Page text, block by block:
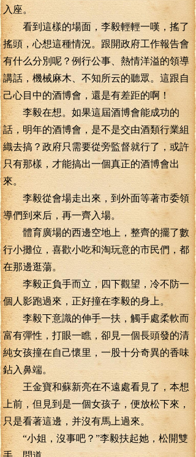
入座。
看到這樣的場面，李毅輕輕一嘆，搖了
搖頭，心想這種情況。跟開政府工作報告會
有什么分別呢？例行公事、熱情洋溢的領導
講話，機械麻木、不知所云的聽眾。這跟自
己心目中的酒博會，還是有差距的啊！
李毅在想。如果這屆酒博會能成功的
話，明年的酒博會，是不是交由酒類行業組
織去搞？政府只需要從旁監督就行了，或許
只有那樣，才能搞出一個真正的酒博會出
來。
李毅從會場走出來，到外面等著市委領
導們到來后，再一齊入場。
體育廣場的西邊空地上，整齊的擺了數
行小攤位，喜歡小吃和淘玩意的市民們，都
在那邊逛蕩。
李毅正負手而立，四下觀望，冷不防一
個人影跑過來，正好撞在李毅的身上。
李毅下意識的伸手一扶，觸手處柔軟而
富有彈性，打眼一瞧，卻見一個長頭發的清
純女孩撞在自己懷里，一股十分奇異的香味
鉆入鼻端。
王金寶和蘇新亮在不遠處看見了，本想
上前，但見到是一個女孩子，便放松下來，
只是看著這邊，并沒有馬上過來。
“小姐，沒事吧？”李毅扶起她，松開雙